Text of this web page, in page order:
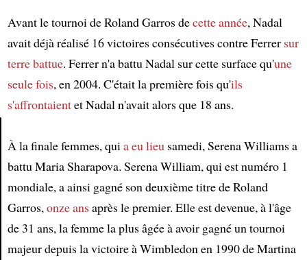
Avant le tournoi de Roland Garros decette année, Nadal
avait déjà réalisé 16 victoires consécutives contre Ferrer sur
terre battue. Ferrer n'a battu Nadal sur cette surface qu'une
seule fois, en 2004. C'était la première fois qu'ils
s'affrontaientet Nadal n'avait alors que 18 ans.
À la finale femmes, quia eu lieusamedi, Serena Williams a
battu Maria Sharapova. Serena William, qui est numéro 1
mondiale, a ainsi gagné son deuxième titre de Roland
Garros,onze ansaprès le premier. Elle est devenue, à l'âge
de 31 ans, la femme la plus âgée à avoir gagné un tournoi
majeur depuis la victoire à Wimbledon en 1990 de Martina